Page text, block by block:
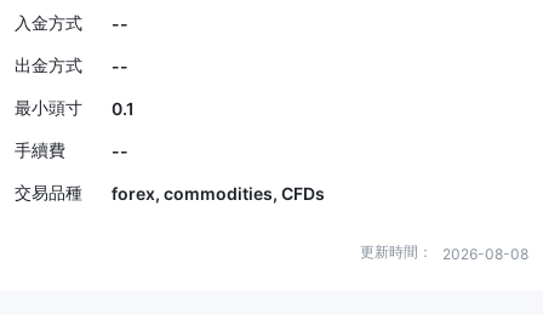
入金方式
--
出金方式
--
最小頭寸
0.1
手續費
--
交易品種
forex, commodities, CFDs
更新時間： 2026-08-08